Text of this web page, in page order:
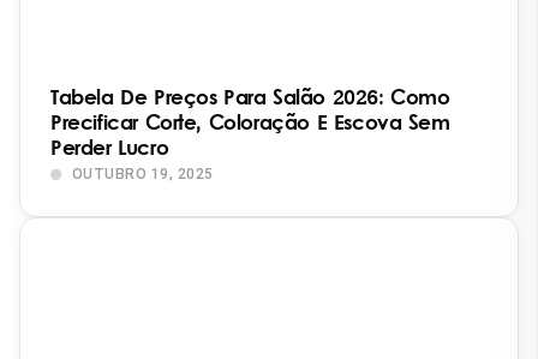
Tabela De Preços Para Salão 2026: Como
Precificar Corte, Coloração E Escova Sem
Perder Lucro
OUTUBRO 19, 2025